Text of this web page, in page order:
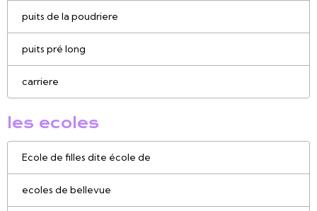
puits de la poudriere
puits pré long
carriere
les ecoles
Ecole de filles dite école de
ecoles de bellevue